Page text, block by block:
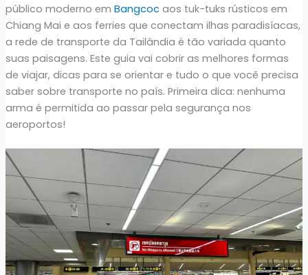
público moderno em Bangcocaos tuk-tuks rústicos em
Chiang Mai e aos ferries que conectam ilhas paradisíacas,
a rede de transporte da Tailândia é tão variada quanto
suas paisagens. Este guia vai cobrir as melhores formas
de viajar, dicas para se orientar e tudo o que você precisa
saber sobre transporte no país. Primeira dica: nenhuma
arma é permitida ao passar pela segurança nos
aeroportos!